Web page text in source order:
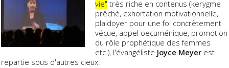
vie" très riche en contenus (kerygme
prêché, exhortation motivationnelle,
plaidoyer pour une foi concrètement
vécue, appel oecuménique, promotion
du rôle prophétique des femmes
etc.), l'évangéliste Joyce Meyer est
repartie sous d'autres cieux.